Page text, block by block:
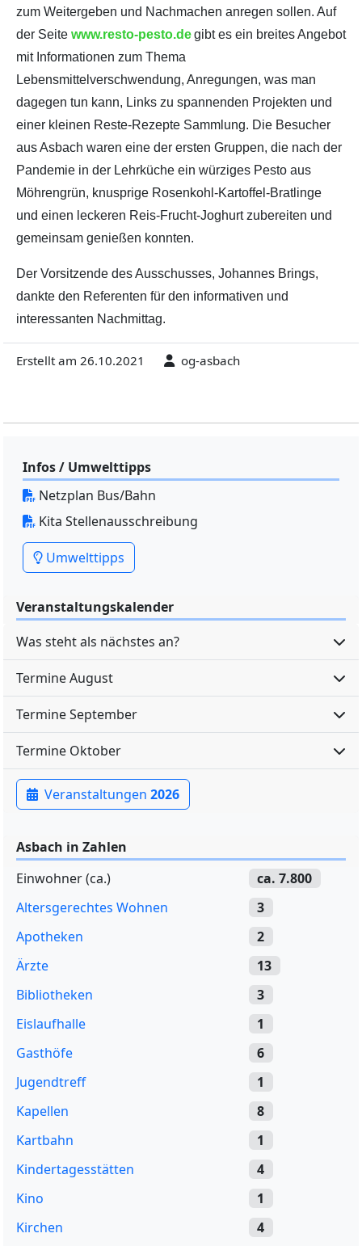
zum Weitergeben und Nachmachen anregen sollen. Auf
der Seite www.resto-pesto.degibt es ein breites Angebot
mit Informationen zum Thema
Lebensmittelverschwendung, Anregungen, was man
dagegen tun kann, Links zu spannenden Projekten und
einer kleinen Reste-Rezepte Sammlung. Die Besucher
aus Asbach waren eine der ersten Gruppen, die nach der
Pandemie in der Lehrküche ein würziges Pesto aus
Möhrengrün, knusprige Rosenkohl-Kartoffel-Bratlinge
und einen leckeren Reis-Frucht-Joghurt zubereiten und
gemeinsam genießen konnten.
Der Vorsitzende des Ausschusses, Johannes Brings,
dankte den Referenten für den informativen und
interessanten Nachmittag.
Erstellt am 26.10.2021 og-asbach
Infos / Umwelttipps
Netzplan Bus/Bahn
Kita Stellenausschreibung
Umwelttipps
Veranstaltungskalender
Was steht als nächstes an?
Termine August
Termine September
Termine Oktober
Veranstaltungen 2026
Asbach in Zahlen
Einwohner (ca.)
ca. 7.800
Altersgerechtes Wohnen
3
Apotheken
2
Ärzte
13
Bibliotheken
3
Eislaufhalle
1
Gasthöfe
6
Jugendtreff
1
Kapellen
8
Kartbahn
1
Kindertagesstätten
4
Kino
1
Kirchen
4